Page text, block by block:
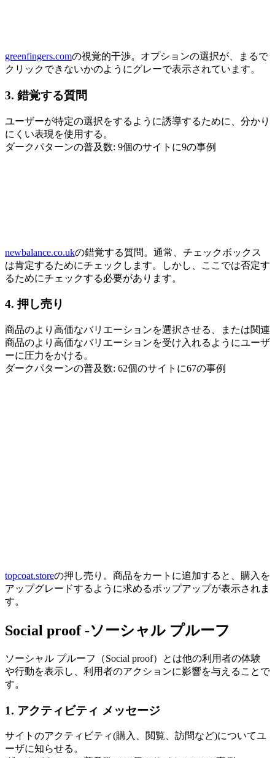
greenfingers.comの視覚的干渉。オプションの選択が、まるで
クリックできないかのようにグレーで表示されています。
3. 錯覚する質問
ユーザーが特定の選択をするように誘導するために、分かり
にくい表現を使用する。
ダークパターンの普及数: 9個のサイトに9の事例
newbalance.co.ukの錯覚する質問。通常、チェックボックス
は肯定するためにチェックします。しかし、ここでは否定す
るためにチェックする必要があります。
4. 押し売り
商品のより高価なバリエーションを選択させる、または関連
商品のより高価なバリエーションを受け入れるようにユーザ
ーに圧力をかける。
ダークパターンの普及数: 62個のサイトに67の事例
topcoat.storeの押し売り。商品をカートに追加すると、購入を
アップグレードするように求めるポップアップが表示されま
す。
Social proof -ソーシャル プルーフ
ソーシャル プルーフ（Social proof）とは他の利用者の体験
や行動を表示し、利用者のアクションに影響を与えることで
す。
1. アクティビティ メッセージ
サイトのアクティビティ(購入、閲覧、訪問など)についてユ
ーザに知らせる。